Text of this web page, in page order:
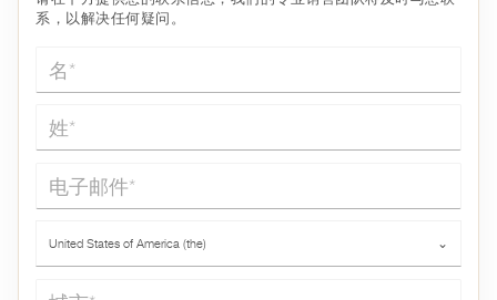
系，以解决任何疑问。
名*
姓*
电子邮件*
United States of America (the) ⌄
城市*